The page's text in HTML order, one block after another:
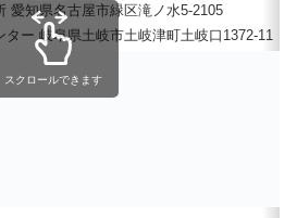
愛知県名古屋市緑区滝ノ水5-2105
ター 岐阜県土岐市土岐津町土岐口1372-11
スクロールできます